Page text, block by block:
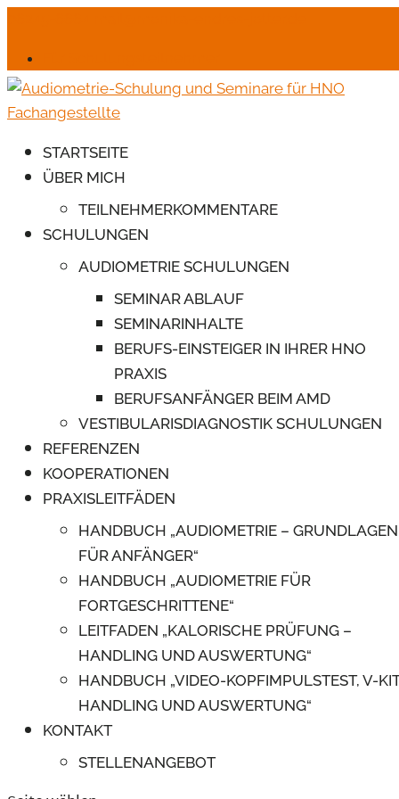
STARTSEITE
ÜBER MICH
TEILNEHMERKOMMENTARE
SCHULUNGEN
AUDIOMETRIE SCHULUNGEN
SEMINAR ABLAUF
SEMINARINHALTE
BERUFS-EINSTEIGER IN IHRER HNO
PRAXIS
BERUFSANFÄNGER BEIM AMD
VESTIBULARISDIAGNOSTIK SCHULUNGEN
REFERENZEN
KOOPERATIONEN
PRAXISLEITFÄDEN
HANDBUCH „AUDIOMETRIE – GRUNDLAGEN
FÜR ANFÄNGER“
HANDBUCH „AUDIOMETRIE FÜR
FORTGESCHRITTENE“
LEITFADEN „KALORISCHE PRÜFUNG –
HANDLING UND AUSWERTUNG“
HANDBUCH „VIDEO-KOPFIMPULSTEST, V-
HANDLING UND AUSWERTUNG“
KONTAKT
STELLENANGEBOT